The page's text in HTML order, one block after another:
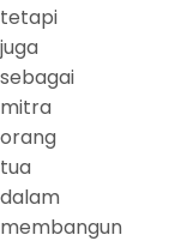
tetapi
juga
sebagai
mitra
orang
tua
dalam
membangun